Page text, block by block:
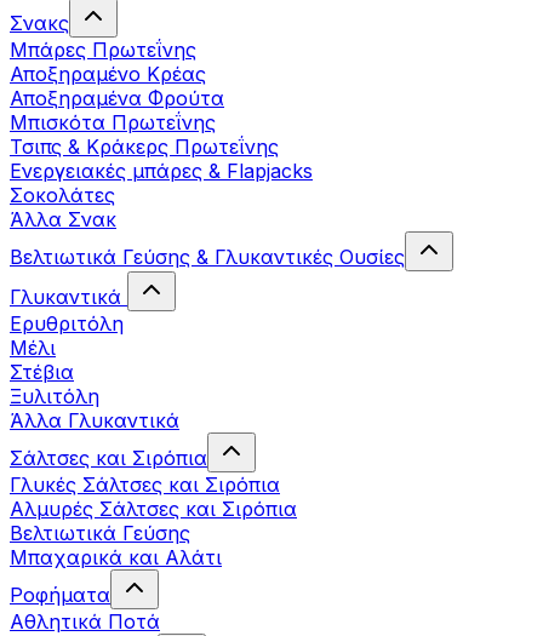
Σνακς
Μπάρες Πρωτεΐνης
Αποξηραμένο Κρέας
Αποξηραμένα Φρούτα
Μπισκότα Πρωτεΐνης
Τσιπς & Kράκερς Πρωτεΐνης
Ενεργειακές μπάρες & Flapjacks
Σοκολάτες
Άλλα Σνακ
Βελτιωτικά Γεύσης & Γλυκαντικές Ουσίες
Γλυκαντικά
Ερυθριτόλη
Μέλι
Στέβια
Ξυλιτόλη
Άλλα Γλυκαντικά
Σάλτσες και Σιρόπια
Γλυκές Σάλτσες και Σιρόπια
Αλμυρές Σάλτσες και Σιρόπια
Bελτιωτικά Γεύσης
Μπαχαρικά και Αλάτι
Ροφήματα
Αθλητικά Ποτά